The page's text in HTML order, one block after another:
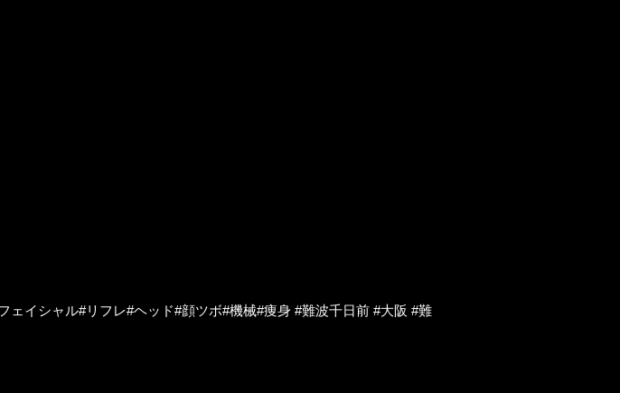
イシャル#リフレ#ヘッド#顔ツボ#機械#痩身 #難波千日前 #大阪 #難